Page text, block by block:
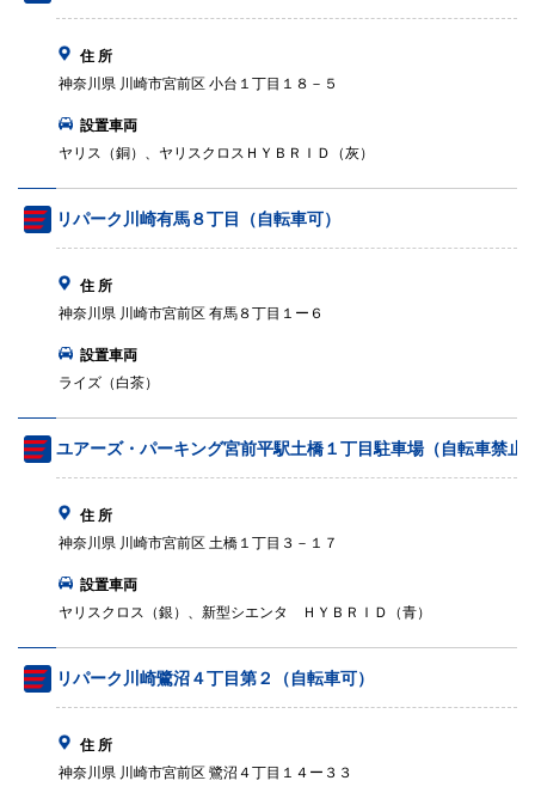
住 所
神奈川県 川崎市宮前区 小台１丁目１８－５
設置車両
ヤリス（銅）、ヤリスクロスＨＹＢＲＩＤ（灰）
リパーク川崎有馬８丁目（自転車可）
住 所
神奈川県 川崎市宮前区 有馬８丁目１ー６
設置車両
ライズ（白茶）
ユアーズ・パーキング宮前平駅土橋１丁目駐車場（自転車禁止
住 所
神奈川県 川崎市宮前区 土橋１丁目３－１７
設置車両
ヤリスクロス（銀）、新型シエンタ ＨＹＢＲＩＤ（青）
リパーク川崎鷺沼４丁目第２（自転車可）
住 所
神奈川県 川崎市宮前区 鷺沼４丁目１４ー３３